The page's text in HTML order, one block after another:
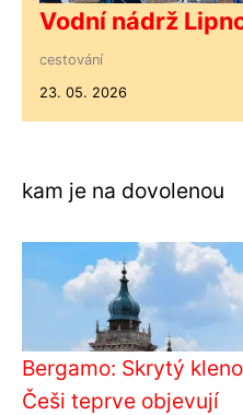
Vodní nádrž
cestování
23. 05. 2026
kam je na dovolenou
Bergamo: Skrytý
Češi teprve objevují